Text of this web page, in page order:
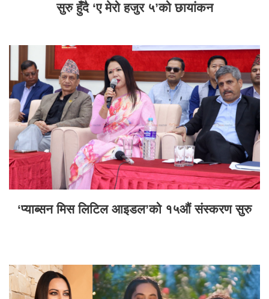
सुरु हुँदै ‘ए मेरो हजुर ५’को छायांकन
‘प्याब्सन मिस लिटिल आइडल’को १५औं संस्करण सुरु